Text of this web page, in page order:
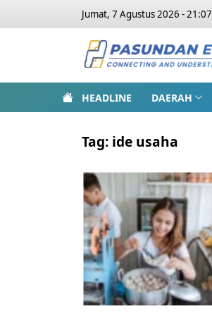
Jumat, 7 Agustus 2026 - 21:07
HEADLINE DAERAH
Tag: ide usaha